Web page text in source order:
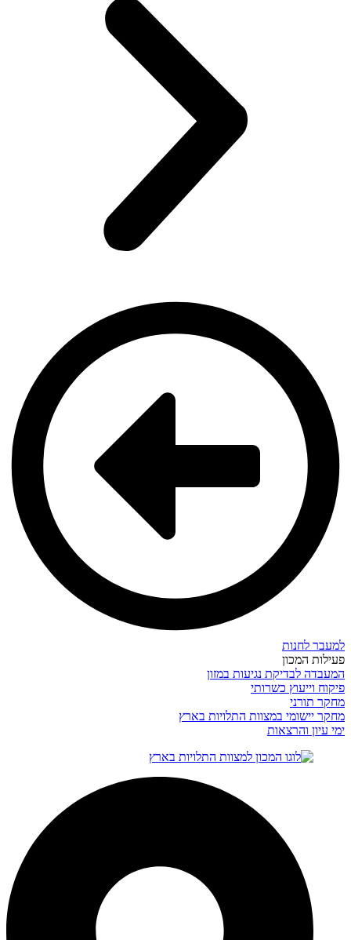
למעבר לחנות
פעילות המכון
המעבדה לבדיקת נגיעות במזון
פיקוח וייעוץ כשרותי
מחקר תורני
מחקר יישומי במצוות התלויות בארץ
ימי עיון והרצאות